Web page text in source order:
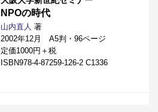
NPOの時代
山内直人 著
2002年12月 A5判・96ページ
定価1000円＋税
ISBN978-4-87259-126-2 C1336